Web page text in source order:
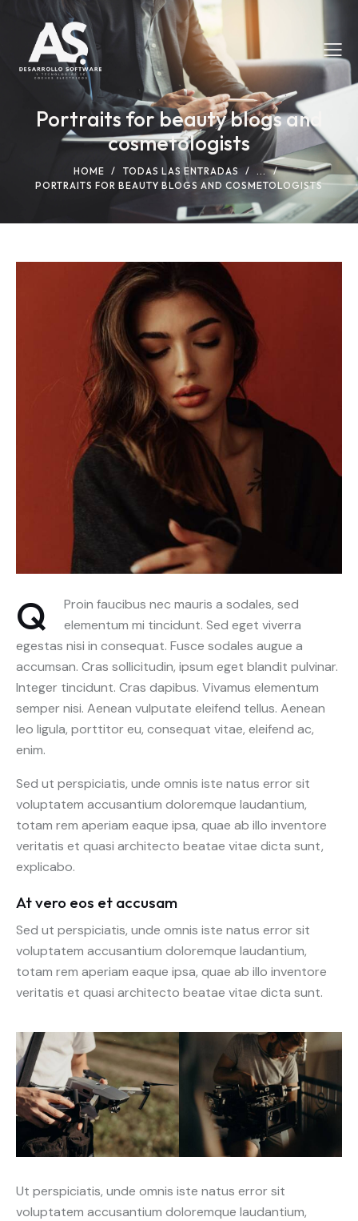
Portraits for beauty blogs and
cosmetologists
HOME TODAS LAS ENTRADAS
...
PORTRAITS FOR BEAUTY BLOGS AND COSMETOLOGISTS
Q
Proin faucibus nec mauris a sodales, sed
elementum mi tincidunt. Sed eget viverra
egestas nisi in consequat. Fusce sodales augue a
accumsan. Cras sollicitudin, ipsum eget blandit pulvinar.
Integer tincidunt. Cras dapibus. Vivamus elementum
semper nisi. Aenean vulputate eleifend tellus. Aenean
leo ligula, porttitor eu, consequat vitae, eleifend ac,
enim.
Sed ut perspiciatis, unde omnis iste natus error sit
voluptatem accusantium doloremque laudantium,
totam rem aperiam eaque ipsa, quae ab illo inventore
veritatis et quasi architecto beatae vitae dicta sunt,
explicabo.
At vero eos et accusam
Sed ut perspiciatis, unde omnis iste natus error sit
voluptatem accusantium doloremque laudantium,
totam rem aperiam eaque ipsa, quae ab illo inventore
veritatis et quasi architecto beatae vitae dicta sunt.
Ut perspiciatis, unde omnis iste natus error sit
voluptatem accusantium doloremque laudantium,